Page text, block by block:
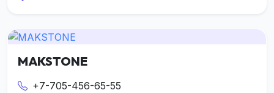
MAKSTONE
+7-705-456-65-55